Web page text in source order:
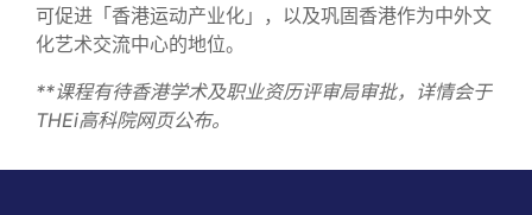
可促进「香港运动产业化」，以及巩固香港作为中外文
化艺术交流中心的地位。
**课程有待香港学术及职业资历评审局审批，详情会于
THEi高科院网页公布。